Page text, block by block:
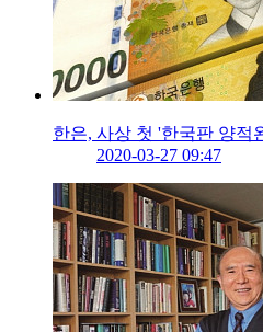
한은, 사상 첫 '한국판 양적
2020-03-27 09:47